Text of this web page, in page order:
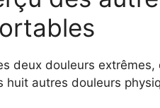
deux douleurs extrêmes,
huit autres douleurs